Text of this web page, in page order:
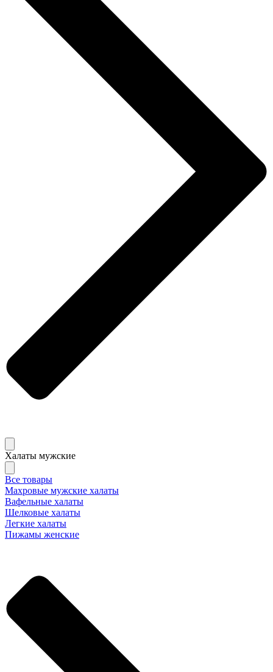
Халаты мужские
Все товары
Махровые мужские халаты
Вафельные халаты
Шелковые халаты
Легкие халаты
Пижамы женские